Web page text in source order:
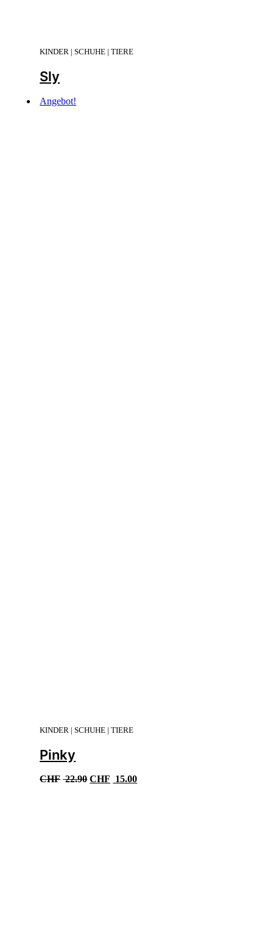
KINDER | SCHUHE | TIERE
Sly
Angebot!
KINDER | SCHUHE | TIERE
Pinky
CHF 22.90 Ursprünglicher
CHF 15.00Aktueller